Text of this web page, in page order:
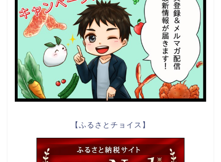
【ふるさとチョイス】